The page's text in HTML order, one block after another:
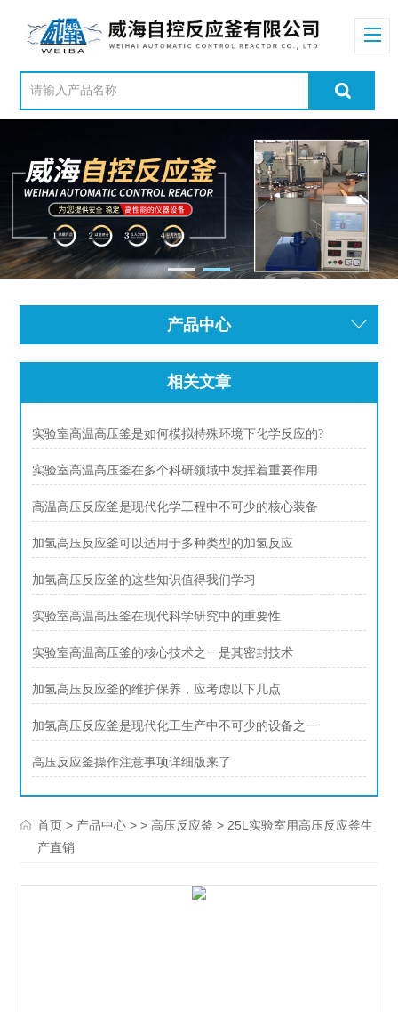
产品中心
相关文章
实验室高温高压釜是如何模拟特殊环境下化学反应的?
实验室高温高压釜在多个科研领域中发挥着重要作用
高温高压反应釜是现代化学工程中不可少的核心装备
加氢高压反应釜可以适用于多种类型的加氢反应
加氢高压反应釜的这些知识值得我们学习
实验室高温高压釜在现代科学研究中的重要性
实验室高温高压釜的核心技术之一是其密封技术
加氢高压反应釜的维护保养，应考虑以下几点
加氢高压反应釜是现代化工生产中不可少的设备之一
高压反应釜操作注意事项详细版来了
首页 > 产品中心 > >高压反应釜 > 25L实验室用高压反应釜生
产直销